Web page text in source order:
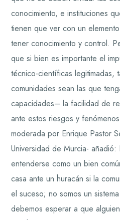
conocimiento, e instituciones
tienen que ver con un
tener conocimiento y control.
que si bien es importante el
técnico-científicas legitimadas,
comunidades sean las que
capacidades– la facilidad de
ante estos riesgos y
moderada por Enrique Pastor
Universidad de Murcia-
entenderse como un bien
casa ante un huracán si la
el suceso; no somos un
debemos esperar a que